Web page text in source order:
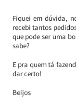
Fiquei em dúvida,
recebi tantos
que pode ser uma
sabe?
E pra quem tá
dar certo!
Beijos